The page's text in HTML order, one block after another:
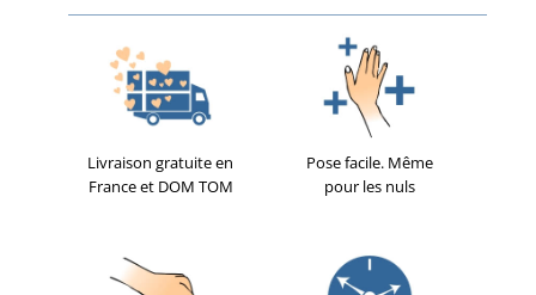
Livraison gratuite en
France et DOM TOM
Pose facile. Même
pour les nuls